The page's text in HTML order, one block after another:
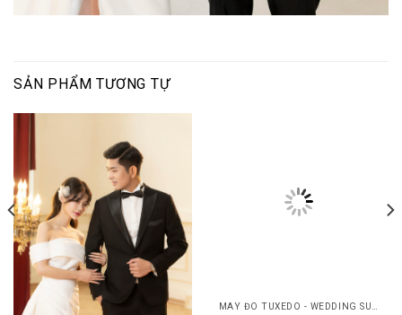
SẢN PHẨM TƯƠNG TỰ